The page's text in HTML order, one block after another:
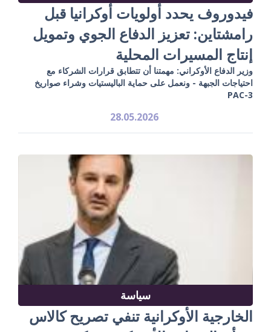
فيدوروف يحدد أولويات أوكرانيا قبل
رامشتاين: تعزيز الدفاع الجوي وتمويل
إنتاج المسيرات المحلية
وزير الدفاع الأوكراني: مهمتنا أن تتطابق قرارات الشركاء مع
احتياجات الجبهة - ونعمل على حماية الباليستيات وشراء صواريخ
PAC-3
28.05.2026
سياسة
الخارجية الأوكرانية تنفي تصريح كالاس